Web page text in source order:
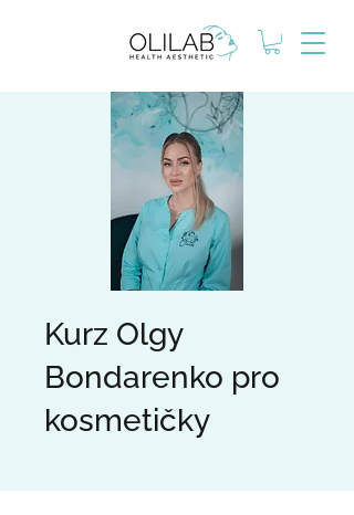
Kurz Olgy
Bondarenko pro
kosmetičky